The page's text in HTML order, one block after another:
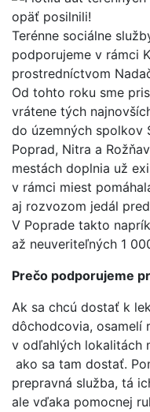
Terénne sociálne
podporujeme v rámci
prostredníctvom
Od tohto roku sme
vrátene tých
do územných spolkov
Poprad, Nitra a
mestách doplnia už
v rámci miest
aj rozvozom jedál
V Poprade takto
až neuveriteľných 1
Prečo podporujeme
Ak sa chcú dostať k
dôchodcovia, osamelí
v odľahlých lokalitách
ako sa tam dostať.
prepravná služba, tá
ale vďaka pomocnej